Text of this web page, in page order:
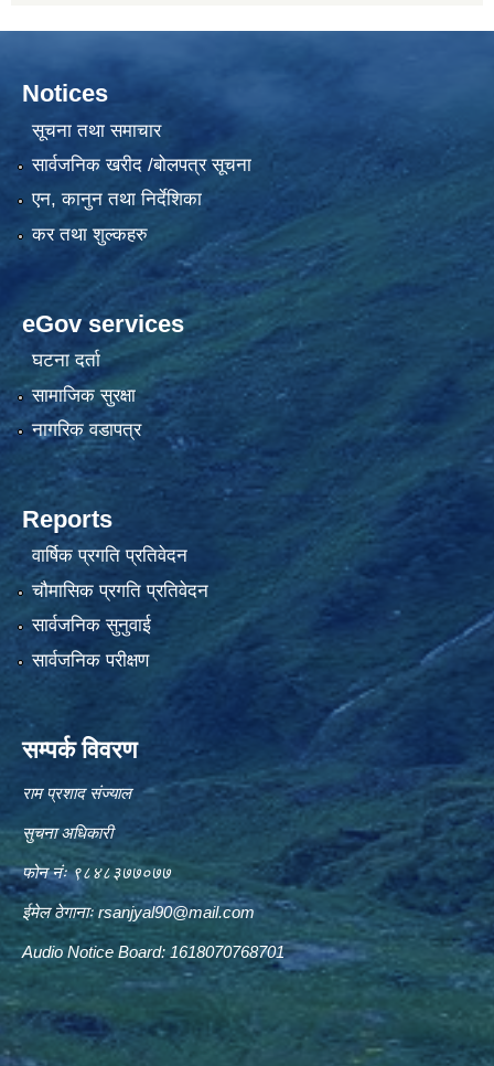
Notices
सूचना तथा समाचार
सार्वजनिक खरीद /बोलपत्र सूचना
एन, कानुन तथा निर्देशिका
कर तथा शुल्कहरु
eGov services
घटना दर्ता
सामाजिक सुरक्षा
नागरिक वडापत्र
Reports
वार्षिक प्रगति प्रतिवेदन
चौमासिक प्रगति प्रतिवेदन
सार्वजनिक सुनुवाई
सार्वजनिक परीक्षण
सम्पर्क विवरण
राम प्रशाद संज्याल
सुचना अधिकारी
फोन नंः ९८४८३७७०७७
ईमेल ठेगानाःrsanjyal90@mail.com
Audio Notice Board: 1618070768701